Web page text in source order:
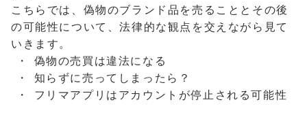
こちらでは、偽物のブランド品を売ることとその後
の可能性について、法律的な観点を交えながら見て
いきます。
偽物の売買は違法になる
知らずに売ってしまったら？
フリマアプリはアカウントが停止される可能性